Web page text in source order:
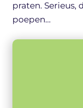
praten. Serieus,
poepen…